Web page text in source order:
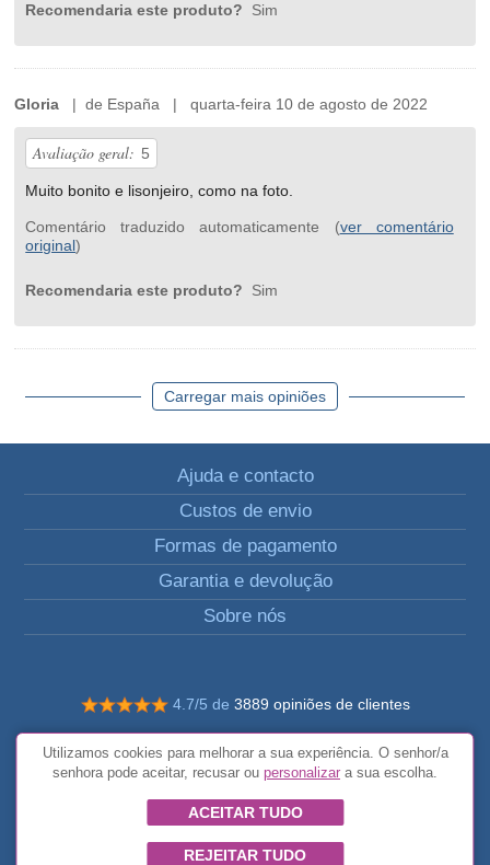
Recomendaria este produto? Sim
Gloria | de España | quarta-feira 10 de agosto de 2022
Avaliação geral: 5
Muito bonito e lisonjeiro, como na foto.
Comentário traduzido automaticamente (ver comentário
original)
Recomendaria este produto? Sim
Carregar mais opiniões
Ajuda e contacto
Custos de envio
Formas de pagamento
Garantia e devolução
Sobre nós
4.7/5 de 3889 opiniões de clientes
© Todos os direitos reservados FunToCome
Termos e condições gerais
Utilizamos cookies para melhorar a sua experiência. O senhor/a
senhora pode aceitar, recusar ou personalizar a sua escolha.
ACEITAR TUDO
REJEITAR TUDO